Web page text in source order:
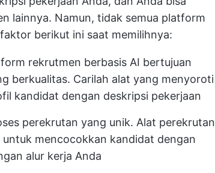
lainnya. Namun, tidak semua platform
berikut ini saat memilihnya:
rekrutmen berbasis AI bertujuan
berkualitas. Carilah alat yang menyoroti
kandidat dengan deskripsi pekerjaan
perekrutan yang unik. Alat perekrutan
mencocokkan kandidat dengan
alur kerja Anda